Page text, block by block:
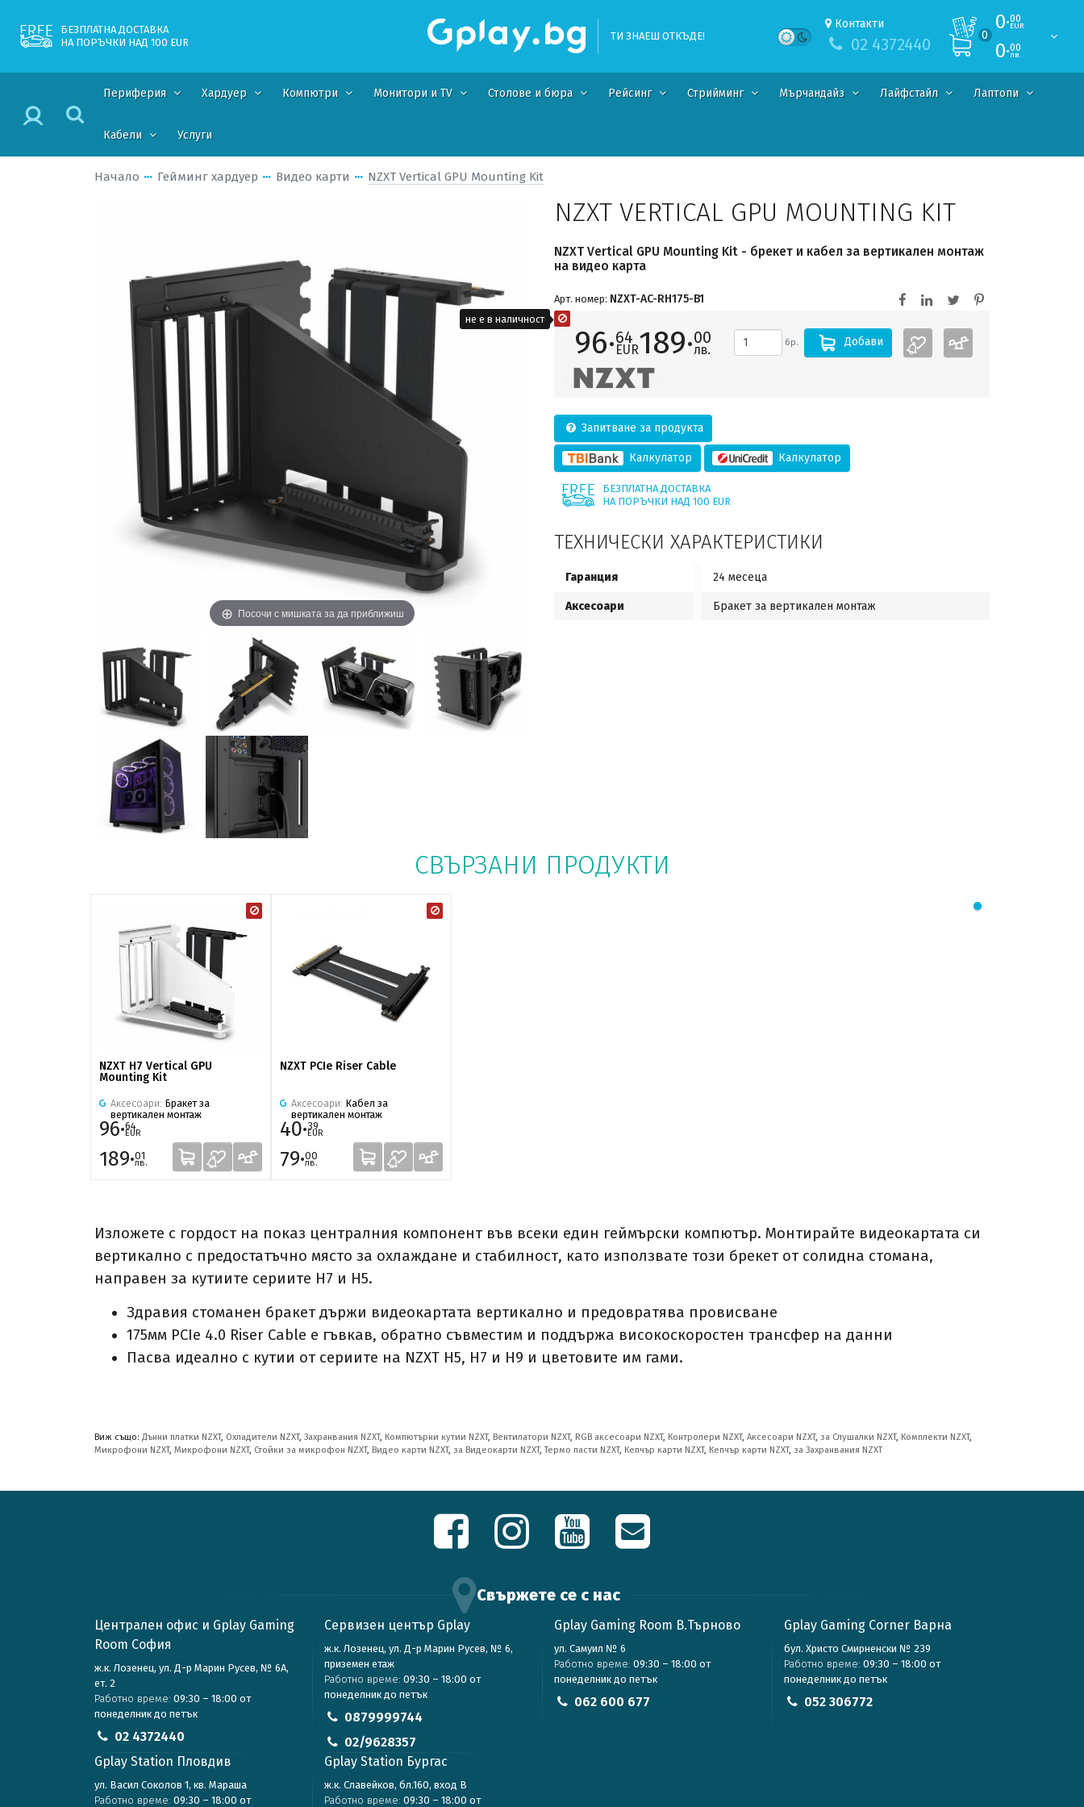
БЕЗПЛАТНА ДОСТАВКА
НА ПОРЪЧКИ НАД 100 EUR
ТИ ЗНАЕШ ОТКЪДЕ!
Контакти
02 4372440 0
0·00
EUR
0·00
лв.
Периферия Хардуер Компютри Монитори и TV Столове и бюра Рейсинг Стрийминг Мърчандайз Лайфстайл Лаптопи
Кабели Услуги
Начало Гейминг хардуер Видео карти NZXT Vertical GPU Mounting Kit
Посочи с мишката за да приближиш
NZXT VERTICAL GPU MOUNTING KIT
NZXT Vertical GPU Mounting Kit - брекет и кабел за вертикален монтаж
на видео карта
Арт. номер: NZXT-AC-RH175-B1
96·64
EUR189·00
лв. бр. Добави
Запитване за продукта
Калкулатор Калкулатор
БЕЗПЛАТНА ДОСТАВКА
НА ПОРЪЧКИ НАД 100 EUR
ТЕХНИЧЕСКИ ХАРАКТЕРИСТИКИ
Гаранция 24 месеца
Аксесоари Бракет за вертикален монтаж
СВЪРЗАНИ ПРОДУКТИ
NZXT H7 Vertical GPU
Mounting Kit
Аксесоари: Бракет за
вертикален монтаж
96·64
EUR
189·01
лв.
NZXT PCIe Riser Cable
Аксесоари: Кабел за
вертикален монтаж
40·39
EUR
79·00
лв.
Изложете с гордост на показ централния компонент във всеки един геймърски компютър. Монтирайте видеокартата си
вертикално с предостатъчно място за охлаждане и стабилност, като използвате този брекет от солидна стомана,
направен за кутиите сериите H7 и H5.
Здравия стоманен бракет държи видеокартата вертикално и предовратява провисване
175мм PCIe 4.0 Riser Cable е гъвкав, обратно съвместим и поддържа високоскоростен трансфер на данни
Пасва идеално с кутии от сериите на NZXT H5, H7 и H9 и цветовите им гами.
Виж също: Дънни платки NZXT, Охладители NZXT, Захранвания NZXT, Компютърни кутии NZXT, Вентилатори NZXT, RGB аксесоари NZXT, Контролери NZXT, Аксесоари NZXT, за Слушалки NZXT, Комплекти NZXT,
Микрофони NZXT, Микрофони NZXT, Стойки за микрофон NZXT, Видео карти NZXT, за Видеокарти NZXT,Термо пасти NZXT, Кепчър карти NZXT, Кепчър карти NZXT, за Захранвания NZXT
Свържете се с нас
Централен офис и Gplay Gaming
Room София
ж.к. Лозенец, ул. Д-р Марин Русев, № 6А,
ет. 2
Работно време: 09:30 – 18:00 от
понеделник до петък
02 4372440
Сервизен център Gplay
ж.к. Лозенец, ул. Д-р Марин Русев, № 6,
приземен етаж
Работно време: 09:30 – 18:00 от
понеделник до петък
0879999744
02/9628357
Gplay Gaming Room В.Търново
ул. Самуил № 6
Работно време: 09:30 – 18:00 от
понеделник до петък
062 600 677
Gplay Gaming Corner Варна
бул. Христо Смирненски № 239
Работно време: 09:30 – 18:00 от
понеделник до петък
052 306772
Gplay Station Пловдив
ул. Васил Соколов 1, кв. Мараша
Работно време: 09:30 – 18:00 от
Gplay Station Бургас
ж.к. Славейков, бл.160, вход В
Работно време: 09:30 – 18:00 от
не е в наличност